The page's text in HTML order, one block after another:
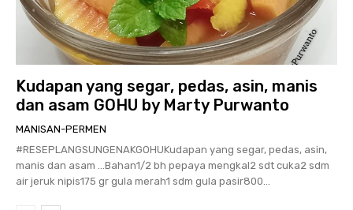
Kudapan yang segar, pedas, asin, manis
dan asam GOHU by Marty Purwanto
MANISAN-PERMEN
#RESEPLANGSUNGENAKGOHUKudapan yang segar, pedas, asin,
manis dan asam …Bahan1/2 bh pepaya mengkal2 sdt cuka2 sdm
air jeruk nipis175 gr gula merah1 sdm gula pasir800...